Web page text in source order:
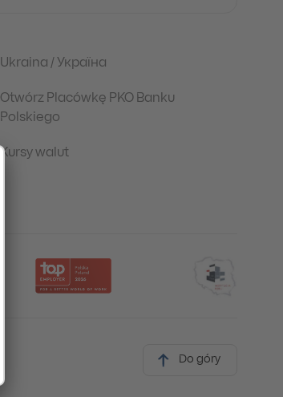
Ukraina / Україна
Otwórz Placówkę PKO Banku
Polskiego
Kursy walut
Do góry